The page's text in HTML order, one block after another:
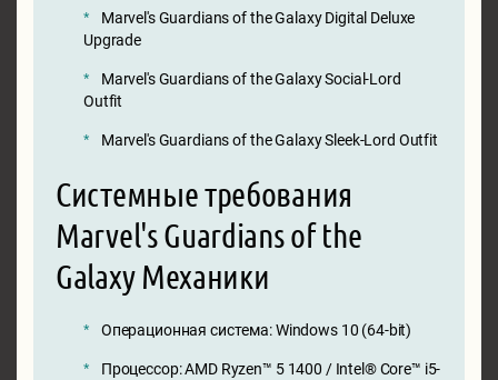
Marvel's Guardians of the Galaxy Digital Deluxe
Upgrade
Marvel's Guardians of the Galaxy Social-Lord
Outfit
Marvel's Guardians of the Galaxy Sleek-Lord Outfit
Системные требования
Marvel's Guardians of the
Galaxy Механики
Операционная система: Windows 10 (64-bit)
Процессор: AMD Ryzen™ 5 1400 / Intel® Core™ i5-